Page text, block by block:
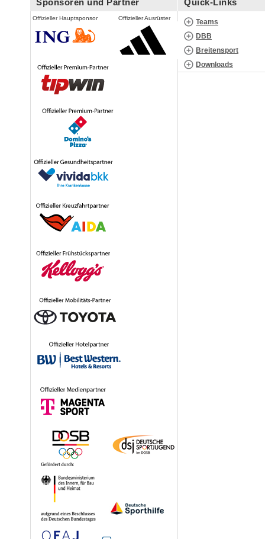
Sponsoren und Partner
Offizieller Hauptsponsor Offizieller Ausrüster
Quick-Links
Teams
DBB
Breitensport
Downloads